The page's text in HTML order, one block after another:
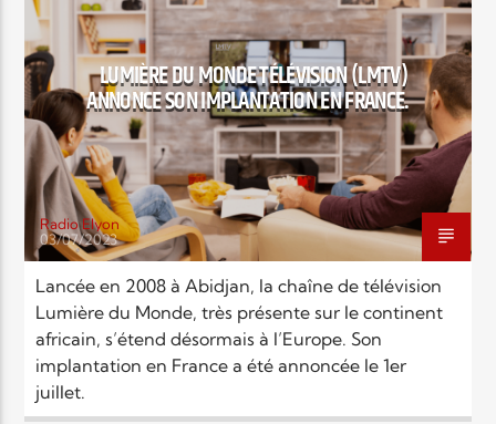
TITRE
ARTISTE
Radio Elyon
Elyon Rhema
LUMIÈRE DU MONDE TÉLÉVISION (LMTV)
ANNONCE SON IMPLANTATION EN FRANCE.
Radio Elyon
03/07/2023
Lancée en 2008 à Abidjan, la chaîne de télévision
Lumière du Monde, très présente sur le continent
africain, s’étend désormais à l’Europe. Son
implantation en France a été annoncée le 1er
juillet.